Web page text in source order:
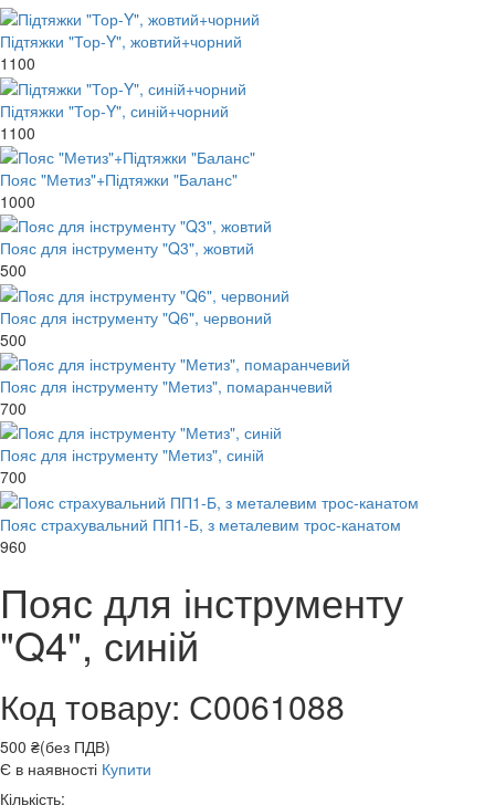
Підтяжки "Тор-Y", жовтий+чорний
1100
Підтяжки "Тор-Y", синій+чорний
1100
Пояс "Метиз"+Підтяжки "Баланс"
1000
Пояс для інструменту "Q3", жовтий
500
Пояс для інструменту "Q6", червоний
500
Пояс для інструменту "Метиз", помаранчевий
700
Пояс для інструменту "Метиз", синій
700
Пояс страхувальний ПП1-Б, з металевим трос-канатом
960
Пояс для інструменту
"Q4", синій
Код товару: С0061088
500 ₴(без ПДВ)
Є в наявності Купити
Кількість: